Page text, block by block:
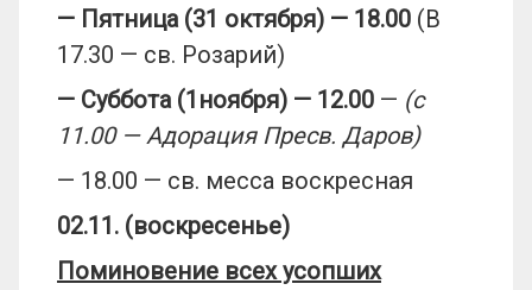
— Пятница (31 октября) — 18.00 (В
17.30 — св. Розарий)
— Суббота (1 ноября) — 12.00 — (с
11.00 — Адорация Пресв. Даров)
— 18.00 — св. месса воскресная
02.11. (воскресенье)
Поминовение всех усопших